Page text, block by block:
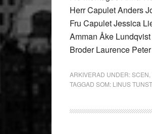
Herr Capulet Anders
Fru Capulet Jessica
Amman Åke Lundqvist
Broder Laurence
ARKIVERAD UNDER:SCEN
TAGGAD SOM: LINUS